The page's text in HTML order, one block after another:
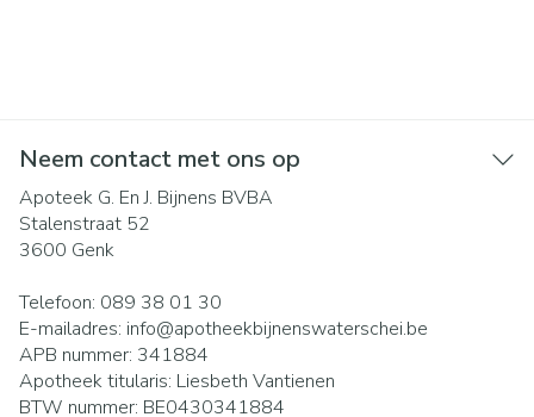
Neem contact met ons op
Apoteek G. En J. Bijnens BVBA
Stalenstraat 52
3600 Genk
Telefoon: 089 38 01 30
E-mailadres: info@apotheekbijnenswaterschei.be
APB nummer: 341884
Apotheek titularis: Liesbeth Vantienen
BTW nummer: BE0430341884